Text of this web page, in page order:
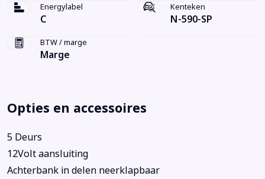
Energylabel
C
Kenteken
N-590-SP
BTW / marge
Marge
Opties en accessoires
5 Deurs
12Volt aansluiting
Achterbank in delen neerklapbaar